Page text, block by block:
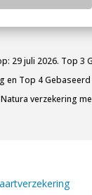
29 juli 2026. Top 3
en Top 4
verzekering